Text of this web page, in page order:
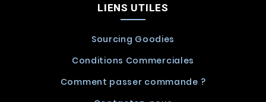
LIENS UTILES
Sourcing Goodies
Conditions Commerciales
Comment passer commande ?